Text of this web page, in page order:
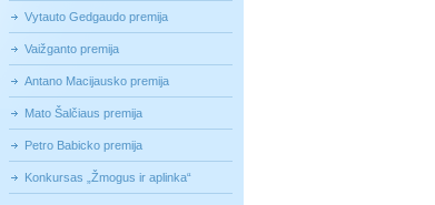
Vytauto Gedgaudo premija
Vaižganto premija
Antano Macijausko premija
Mato Šalčiaus premija
Petro Babicko premija
Konkursas „Žmogus ir aplinka“